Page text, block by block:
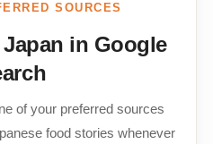
SOURCES
in Google
of your preferred sources
food stories whenever